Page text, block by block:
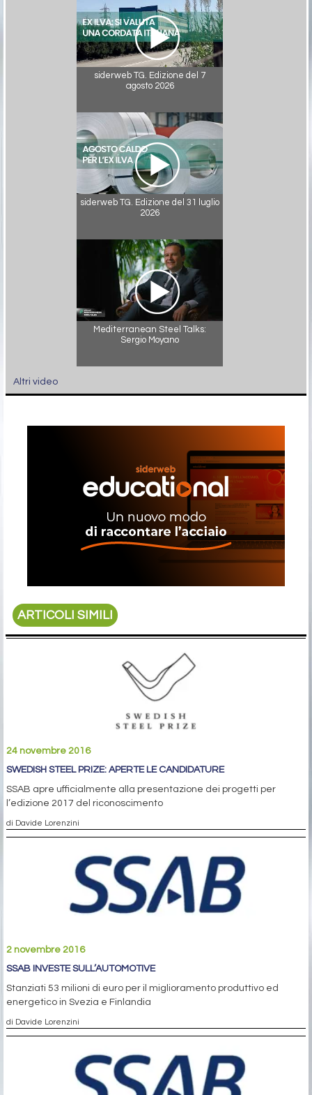
siderweb TG. Edizione del 7
agosto 2026
siderweb TG. Edizione del 31 luglio
2026
Mediterranean Steel Talks:
Sergio Moyano
Altri video
ARTICOLI SIMILI
24 novembre 2016
SWEDISH STEEL PRIZE: APERTE LE CANDIDATURE
SSAB apre ufficialmente alla presentazione dei progetti per
l’edizione 2017 del riconoscimento
di Davide Lorenzini
2 novembre 2016
SSAB INVESTE SULL’AUTOMOTIVE
Stanziati 53 milioni di euro per il miglioramento produttivo ed
energetico in Svezia e Finlandia
di Davide Lorenzini